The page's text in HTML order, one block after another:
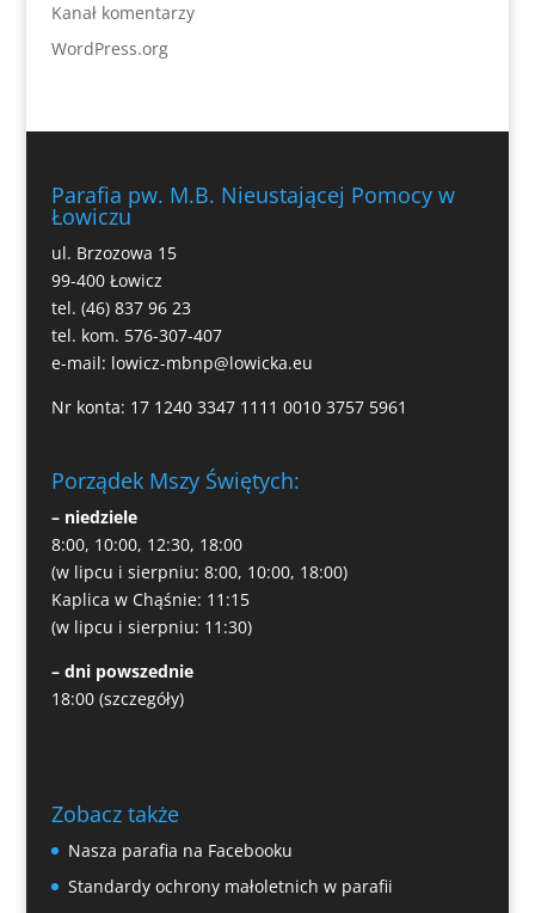
Kanał komentarzy
WordPress.org
Parafia pw. M.B. Nieustającej Pomocy w
Łowiczu
ul. Brzozowa 15
99-400 Łowicz
tel. (46) 837 96 23
tel. kom. 576-307-407
e-mail: lowicz-mbnp@lowicka.eu
Nr konta: 17 1240 3347 1111 0010 3757 5961
Porządek Mszy Świętych:
– niedziele
8:00, 10:00, 12:30, 18:00
(w lipcu i sierpniu: 8:00, 10:00, 18:00)
Kaplica w Chąśnie: 11:15
(w lipcu i sierpniu: 11:30)
– dni powszednie
18:00 (szczegóły)
Zobacz także
Nasza parafia na Facebooku
Standardy ochrony małoletnich w parafii